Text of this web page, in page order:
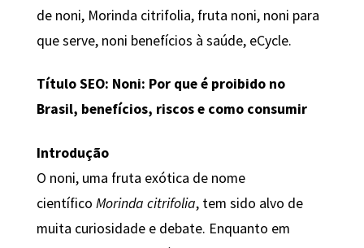
de noni, Morinda citrifolia, fruta noni, noni para
que serve, noni benefícios à saúde, eCycle.
Título SEO: Noni: Por que é proibido no
Brasil, benefícios, riscos e como consumir
Introdução
O noni, uma fruta exótica de nome
científico Morinda citrifolia, tem sido alvo de
muita curiosidade e debate. Enquanto em